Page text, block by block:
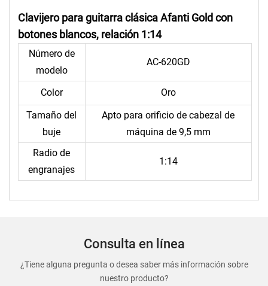
Clavijero para guitarra clásica Afanti Gold con
botones blancos, relación 1:14
Número de
modelo
AC-620GD
Color
Oro
Tamaño del
buje
Apto para orificio de cabezal de
máquina de 9,5 mm
Radio de
engranajes
1:14
Consulta en línea
¿Tiene alguna pregunta o desea saber más información sobre
nuestro producto?